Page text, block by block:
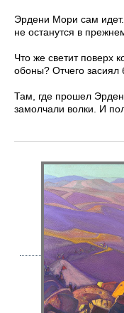
Эрдени Мори сам
не останутся в
Что же светит поверх
обоны? Отчего засиял
Там, где прошел
замолчали волки. И